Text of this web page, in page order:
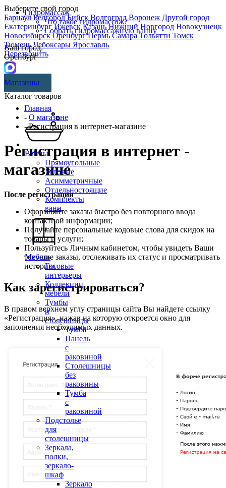
Выберите свой город
БарнаулБелгородБийск ВолгоградВоронеж Другой город
ЕкатеринбургИжевскКазаньНижний Новгород Новокузнецк
НовосибирскОренбургПермьСамараТольятти Томск
ТюменьЧебоксары Ярославль
Перезвонить
Гидромассаж
Что такое гидромассаж?
Собрать гидромассажную ванну
Ваш город:
Оренбург
Магазины
Каталог товаров
Ванны
Прямоугольные
Угловые
Асимметричные
Отдельностоящие
Комплекты
ванн
Мебель
Готовые
интерьеры
Коллекции
мебели
Тумбы
и
столешницы
Тумба
Панель
с
раковиной
Столешницы
без
раковины
Тумба
с
раковиной
Подстолье
для
столешницы
Зеркала,
полки,
зеркало-
шкаф
Зеркало
Главная
- О магазине
- Регистрация в интернет-магазине
Регистрация в интернет -
магазине
После регистрации
Оформляйте заказы быстро без повторного ввода
контактной информации;
Получайте персональные кодовые слова для скидок на
товары и услуги;
Пользуйтесь Личным кабинетом, чтобы увидеть Ваши
текущие заказы, отслеживать их статус и просматривать
историю.
Как зарегистрироваться?
В правом верхнем углу страницы сайта Вы найдете ссылку
«Регистрация», нажав на которую откроется окно для
заполнения необходимых данных.